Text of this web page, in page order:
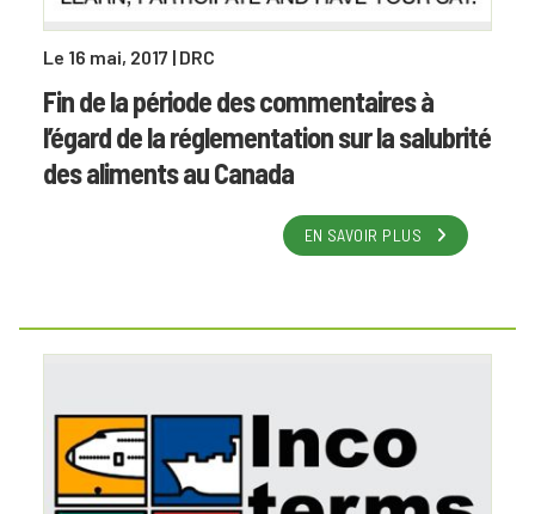
Le 16 mai, 2017 | DRC
Fin de la période des commentaires à
l’égard de la réglementation sur la salubrité
des aliments au Canada
EN SAVOIR PLUS